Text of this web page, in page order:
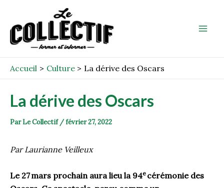
contenu
Accueil Culture La dérive des Oscars
La dérive des Oscars
ParLe Collectif /février 27, 2022
Par Laurianne Veilleux
Le 27 mars prochain aura lieu la 94e cérémonie des
navigation